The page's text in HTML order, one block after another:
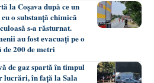
la Coșava după ce un
o substanță chimică
s-a răsturnat.
au fost evacuați pe o
de 200 de metri
de gaz spartă în timpul
lucrări, în față la Sala